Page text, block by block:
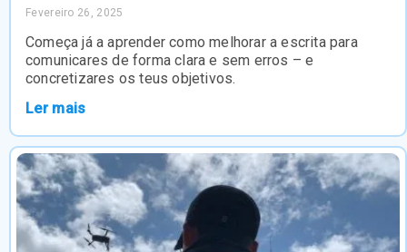
Fevereiro 26, 2025
Começa já a aprender como melhorar a escrita para
comunicares de forma clara e sem erros – e
concretizares os teus objetivos.
Ler mais